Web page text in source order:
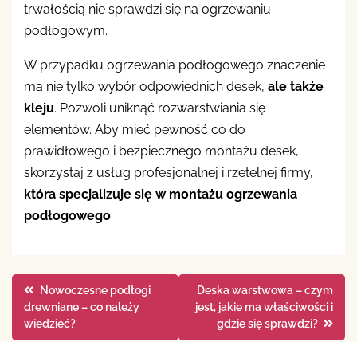
trwałością nie sprawdzi się na ogrzewaniu
podłogowym.
W przypadku ogrzewania podłogowego znaczenie
ma nie tylko wybór odpowiednich desek, ale także
kleju. Pozwoli uniknąć rozwarstwiania się
elementów. Aby mieć pewność co do
prawidłowego i bezpiecznego montażu desek,
skorzystaj z usług profesjonalnej i rzetelnej firmy,
która specjalizuje się w montażu ogrzewania
podłogowego.
Nawigacja
wpisu
Nowoczesne podłogi
drewniane – co należy
wiedzieć?
Deska warstwowa – czym
jest, jakie ma właściwości i
gdzie się sprawdzi?